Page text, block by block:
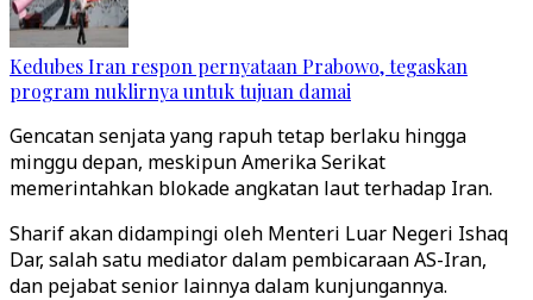
Kedubes Iran respon pernyataan Prabowo, tegaskan
program nuklirnya untuk tujuan damai
Gencatan senjata yang rapuh tetap berlaku hingga
minggu depan, meskipun Amerika Serikat
memerintahkan blokade angkatan laut terhadap Iran.
Sharif akan didampingi oleh Menteri Luar Negeri Ishaq
Dar, salah satu mediator dalam pembicaraan AS-Iran,
dan pejabat senior lainnya dalam kunjungannya.